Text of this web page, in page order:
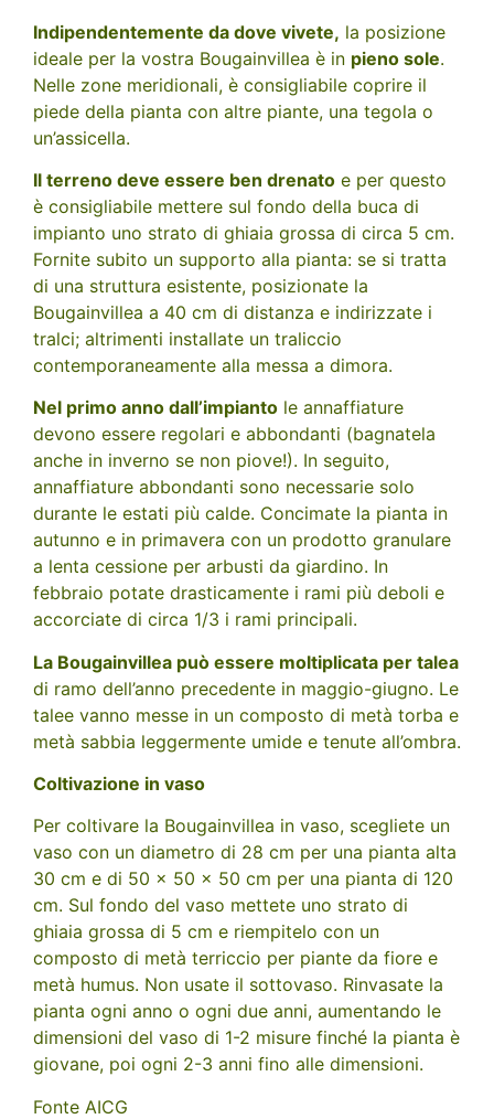
Indipendentemente da dove vivete, la posizione
ideale per la vostra Bougainvillea è in pieno sole.
Nelle zone meridionali, è consigliabile coprire il
piede della pianta con altre piante, una tegola o
un’assicella.
Il terreno deve essere ben drenato e per questo
è consigliabile mettere sul fondo della buca di
impianto uno strato di ghiaia grossa di circa 5 cm.
Fornite subito un supporto alla pianta: se si tratta
di una struttura esistente, posizionate la
Bougainvillea a 40 cm di distanza e indirizzate i
tralci; altrimenti installate un traliccio
contemporaneamente alla messa a dimora.
Nel primo anno dall’impianto le annaffiature
devono essere regolari e abbondanti (bagnatela
anche in inverno se non piove!). In seguito,
annaffiature abbondanti sono necessarie solo
durante le estati più calde. Concimate la pianta in
autunno e in primavera con un prodotto granulare
a lenta cessione per arbusti da giardino. In
febbraio potate drasticamente i rami più deboli e
accorciate di circa 1/3 i rami principali.
La Bougainvillea può essere moltiplicata per talea
di ramo dell’anno precedente in maggio-giugno. Le
talee vanno messe in un composto di metà torba e
metà sabbia leggermente umide e tenute all’ombra.
Coltivazione in vaso
Per coltivare la Bougainvillea in vaso, scegliete un
vaso con un diametro di 28 cm per una pianta alta
30 cm e di 50 x 50 x 50 cm per una pianta di 120
cm. Sul fondo del vaso mettete uno strato di
ghiaia grossa di 5 cm e riempitelo con un
composto di metà terriccio per piante da fiore e
metà humus. Non usate il sottovaso. Rinvasate la
pianta ogni anno o ogni due anni, aumentando le
dimensioni del vaso di 1-2 misure finché la pianta è
giovane, poi ogni 2-3 anni fino alle dimensioni.
Fonte AICG